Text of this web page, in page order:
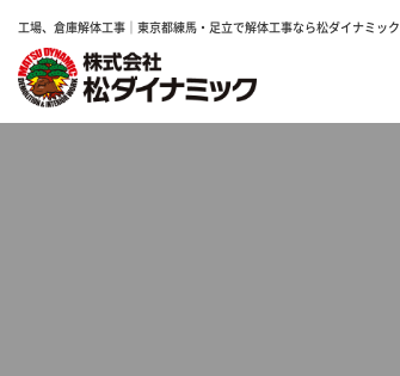
工場、倉庫解体工事｜東京都練馬・足立で解体工事なら松ダイナミック